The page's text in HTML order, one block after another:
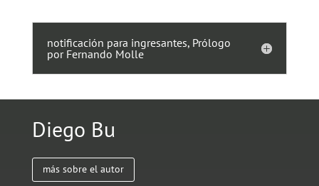
notificación para ingresantes, Prólogo
por Fernando Molle
Diego Bu
más sobre el autor